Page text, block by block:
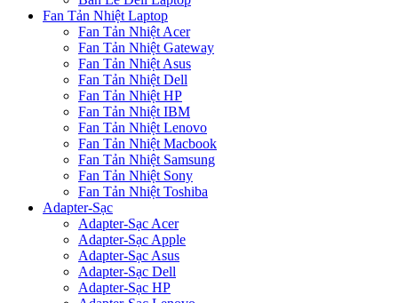
Fan Tản Nhiệt Laptop
Fan Tản Nhiệt Acer
Fan Tản Nhiệt Gateway
Fan Tản Nhiệt Asus
Fan Tản Nhiệt Dell
Fan Tản Nhiệt HP
Fan Tản Nhiệt IBM
Fan Tản Nhiệt Lenovo
Fan Tản Nhiệt Macbook
Fan Tản Nhiệt Samsung
Fan Tản Nhiệt Sony
Fan Tản Nhiệt Toshiba
Adapter-Sạc
Adapter-Sạc Acer
Adapter-Sạc Apple
Adapter-Sạc Asus
Adapter-Sạc Dell
Adapter-Sạc HP